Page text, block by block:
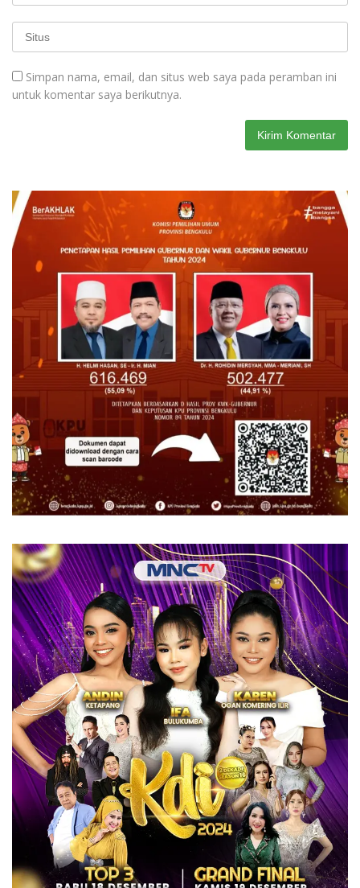
Simpan nama, email, dan situs web saya pada peramban ini
untuk komentar saya berikutnya.